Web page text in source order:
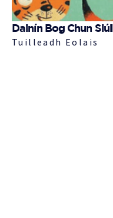
Dainín Bog Chun
Tuilleadh Eolais